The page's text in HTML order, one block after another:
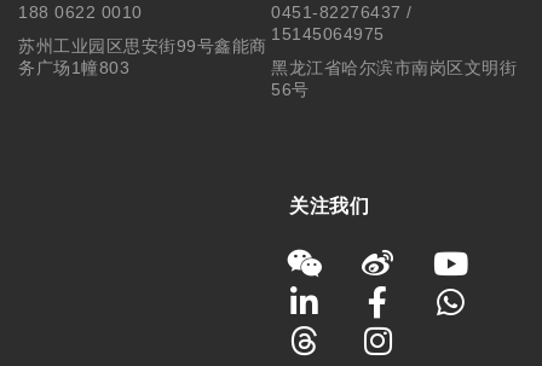
188 0622 0010
苏州工业园区思安街99号鑫能商
务广场1幢803
0451-82276437 /
15145064975
黑龙江省哈尔滨市南岗区文明街
56号
关注我们